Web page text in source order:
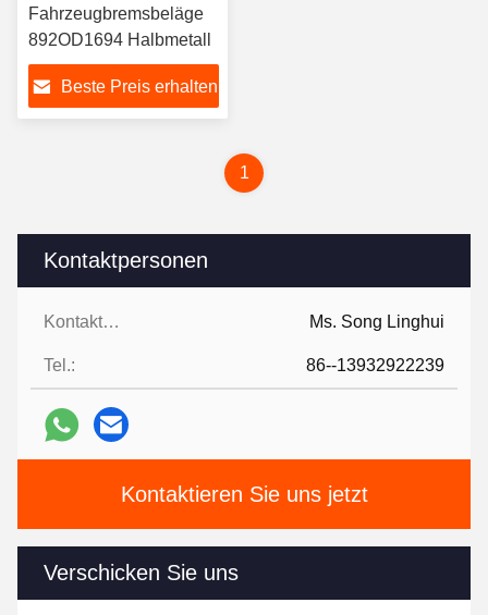
Kontaktpersonen
Kontaktpersonen: Ms. Song Linghui
Tel.: 86--13932922239
Kontaktieren Sie uns jetzt
Verschicken Sie uns
Fahrzeugbremsbeläge
892OD1694 Halbmetall
Beste Preis erhalten
1